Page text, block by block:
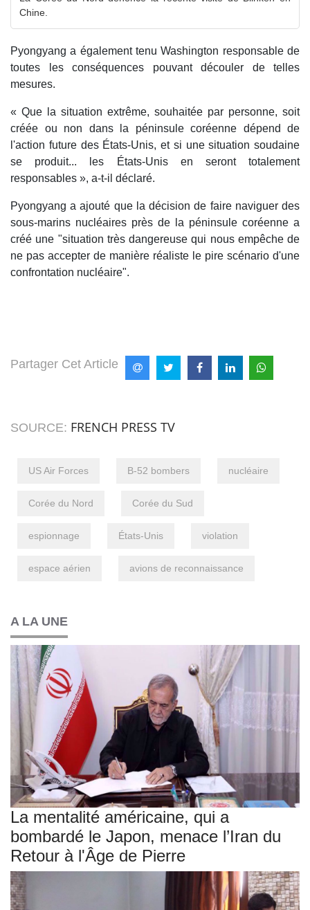
Chine.
Pyongyang a également tenu Washington responsable de
toutes les conséquences pouvant découler de telles
mesures.
« Que la situation extrême, souhaitée par personne, soit
créée ou non dans la péninsule coréenne dépend de
l'action future des États-Unis, et si une situation soudaine
se produit... les États-Unis en seront totalement
responsables », a-t-il déclaré.
Pyongyang a ajouté que la décision de faire naviguer des
sous-marins nucléaires près de la péninsule coréenne a
créé une "situation très dangereuse qui nous empêche de
ne pas accepter de manière réaliste le pire scénario d'une
confrontation nucléaire".
Partager Cet Article
SOURCE: FRENCH PRESS TV
US Air Forces B-52 bombers nucléaire
Corée du Nord Corée du Sud
espionnage États-Unis violation
espace aérien avions de reconnaissance
A LA UNE
La mentalité américaine, qui a
bombardé le Japon, menace l’Iran du
Retour à l'Âge de Pierre